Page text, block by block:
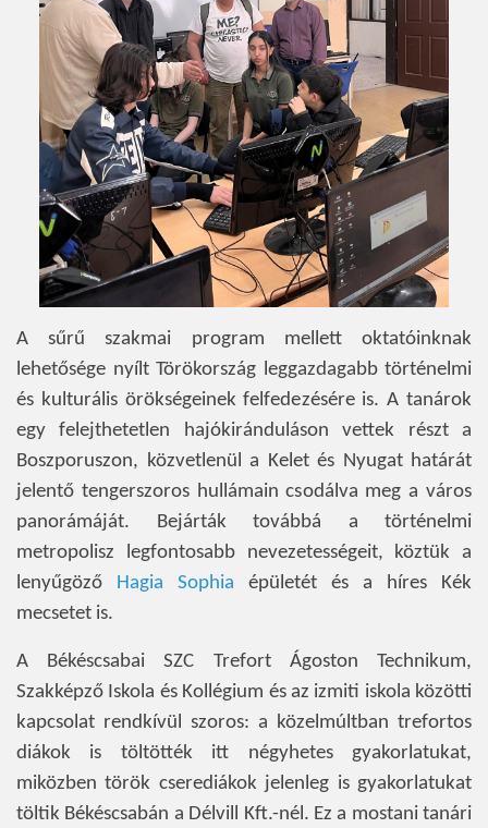
A sűrű szakmai program mellett oktatóinknak
lehetősége nyílt Törökország leggazdagabb történelmi
és kulturális örökségeinek felfedezésére is. A tanárok
egy felejthetetlen hajókiránduláson vettek részt a
Boszporuszon, közvetlenül a Kelet és Nyugat határát
jelentő tengerszoros hullámain csodálva meg a város
panorámáját. Bejárták továbbá a történelmi
metropolisz legfontosabb nevezetességeit, köztük a
lenyűgöző Hagia Sophia épületét és a híres Kék
mecsetet is.
A Békéscsabai SZC Trefort Ágoston Technikum,
Szakképző Iskola és Kollégium és az izmiti iskola közötti
kapcsolat rendkívül szoros: a közelmúltban trefortos
diákok is töltötték itt négyhetes gyakorlatukat,
miközben török cserediákok jelenleg is gyakorlatukat
töltik Békéscsabán a Délvill Kft.-nél. Ez a mostani tanári